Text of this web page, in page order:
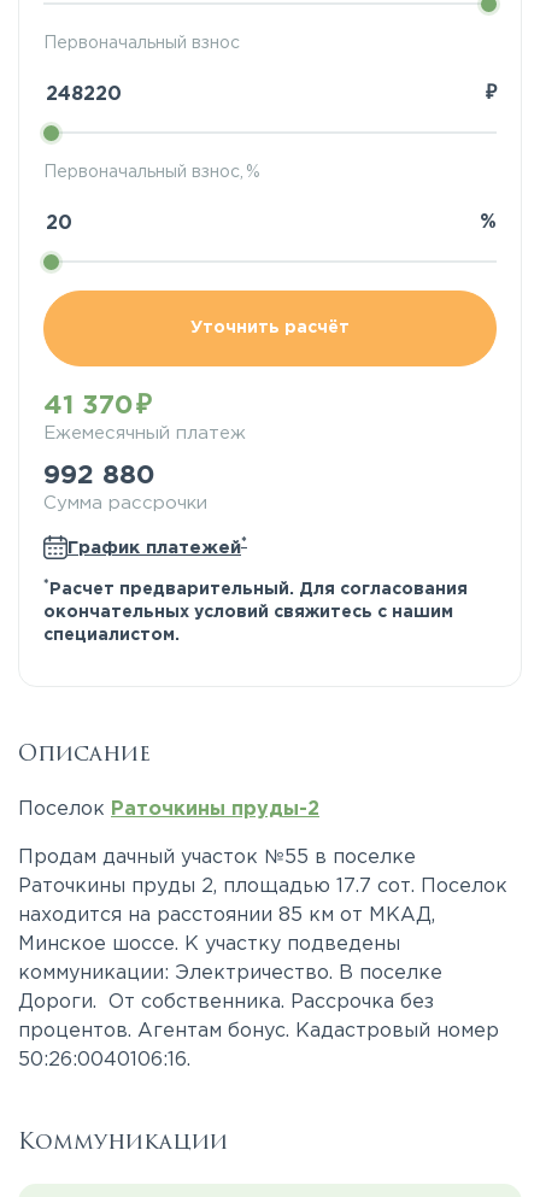
Первоначальный взнос
₽
Первоначальный взнос, %
%
Уточнить расчёт
41 370
Ежемесячный платеж
992 880
Сумма рассрочки
График платежей*
* Расчет предварительный. Для согласования
окончательных условий свяжитесь с нашим
специалистом.
Описание
Поселок Раточкины пруды-2
Продам дачный участок №55 в поселке
Раточкины пруды 2, площадью 17.7 сот. Поселок
находится на расстоянии 85 км от МКАД,
Минское шоссе. К участку подведены
коммуникации: Электричество. В поселке
Дороги. От собственника. Рассрочка без
процентов. Агентам бонус. Кадастровый номер
50:26:0040106:16.
Коммуникации